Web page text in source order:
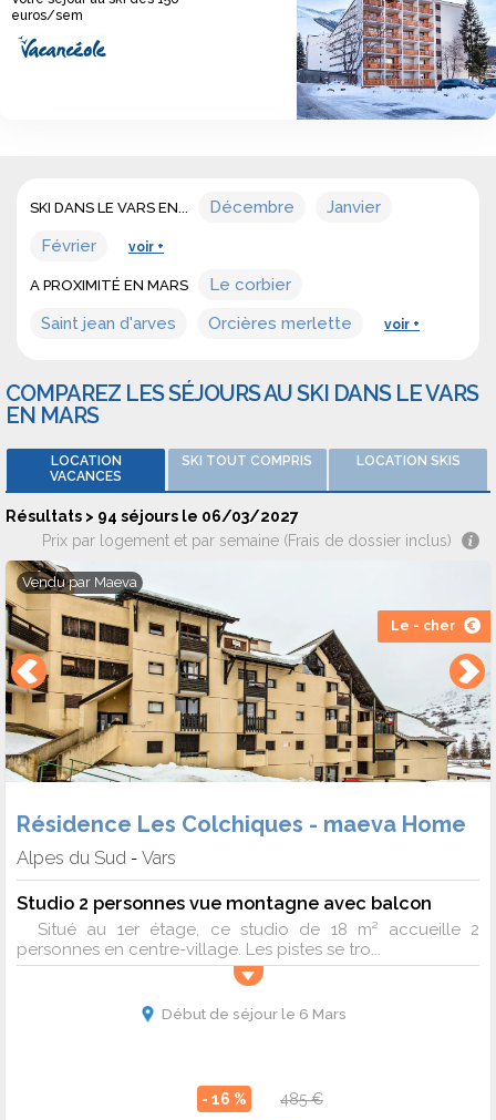
euros/sem
SKI DANS LE VARS EN... Décembre
Janvier
Février
voir +
A PROXIMITÉ EN MARS
Le corbier
Saint jean d'arves
Orcières merlette voir +
COMPAREZ LES SÉJOURS AU SKI DANS LE VARS
EN MARS
LOCATION
VACANCES
SKI TOUT COMPRIS LOCATION SKIS
Résultats > 94 séjours le 06/03/2027
Prix par logement et par semaine (Frais de dossier inclus)
Le - cher
Vendu par Maeva
Résidence Les Colchiques - maeva Home
Alpes du Sud - Vars
Studio 2 personnes vue montagne avec balcon
Situé au 1er étage, ce studio de 18 m² accueille 2
personnes en centre-village. Les pistes se tro...
Début de séjour le 6 Mars
- 16 % 485 €